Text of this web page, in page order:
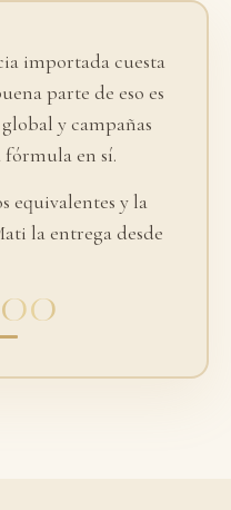
importada cuesta
parte de eso es
y campañas
en sí.
equivalentes y la
la entrega desde